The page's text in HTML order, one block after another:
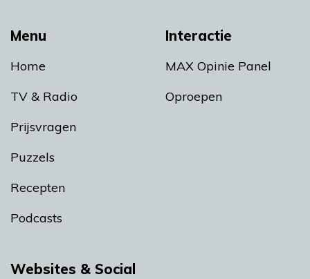
Menu
Home
TV & Radio
Prijsvragen
Puzzels
Recepten
Podcasts
Interactie
MAX Opinie Panel
Oproepen
Websites & Social